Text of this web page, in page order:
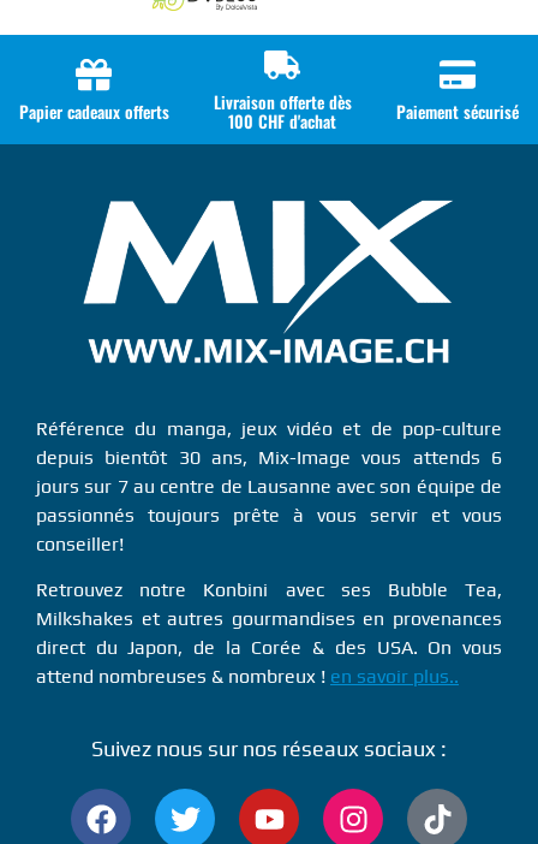
Papier cadeaux offerts Livraison offerte dès
100 CHF d'achat Paiement sécurisé
Référence du manga, jeux vidéo et de pop-culture
depuis bientôt 30 ans, Mix-Image vous attends 6
jours sur 7 au centre de Lausanne avec son équipe de
passionnés toujours prête à vous servir et vous
conseiller!
Retrouvez notre Konbini avec ses Bubble Tea,
Milkshakes et autres gourmandises en provenances
direct du Japon, de la Corée & des USA. On vous
attend nombreuses & nombreux ! en savoir plus..
Suivez nous sur nos réseaux sociaux :